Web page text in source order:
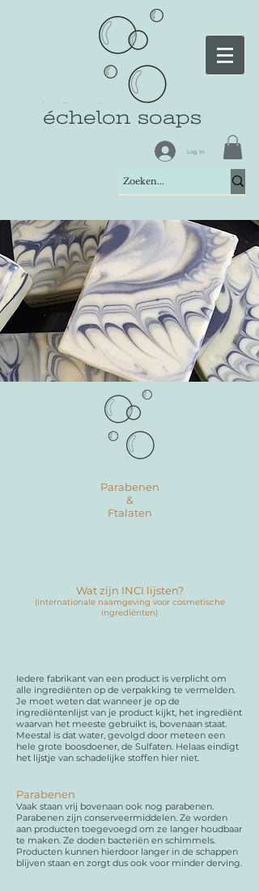
échelon soaps
Log In
Parabenen
&
Ftalaten
Wat zijn INCI lijsten?
(internationale naamgeving voor cosmetische
ingrediënten)
Iedere fabrikant van een product is verplicht om
alle ingrediënten op de verpakking te vermelden.
Je moet weten dat wanneer je op de
ingrediëntenlijst van je product kijkt, het ingrediënt
waarvan het meeste gebruikt is, bovenaan staat.
Meestal is dat water, gevolgd door meteen een
hele grote boosdoener, de Sulfaten. Helaas eindigt
het lijstje van schadelijke stoffen hier niet.
Parabenen
Vaak staan vrij bovenaan ook nog parabenen.
Parabenen zijn conserveermiddelen. Ze worden
aan producten toegevoegd om ze langer houdbaar
te maken. Ze doden bacteriën en schimmels.
Producten kunnen hierdoor langer in de schappen
blijven staan en zorgt dus ook voor minder derving.